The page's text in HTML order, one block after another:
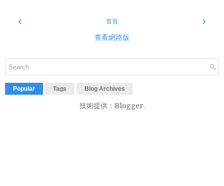
‹ ›
首頁
查看網路版
Popular Tags Blog Archives
技術提供： Blogger.